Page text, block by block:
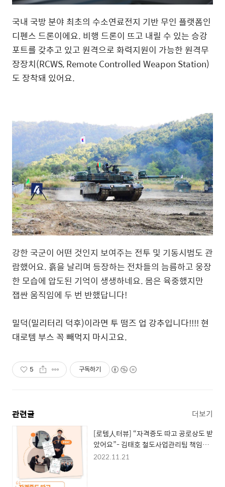
국내 국방분야 최초의 수소연료전지 기반무인 플랫폼인
디펜스드론이에요. 비행 드론이 뜨고 내릴 수 있는 승강
포트를 갖추고 있고 원격으로화력지원이 가능한 원격무
장장치(RCWS, Remote Controlled Weapon Station)
도 장착돼 있어요.
강한 국군이 어떤 것인지 보여주는 전투 및 기동시범도 관
람했어요. 흙을 날리며 등장하는 전차들의 늠름하고 웅장
한 모습에 압도된 기억이 생생하네요. 몸은 육중했지만
잽싼 움직임에 두 번 반했답니다!
밀덕(밀리터리 덕후)이라면 투 떰즈 업 강추입니다!!!! 현
대로템 부스 꼭 빼먹지 마시고요.
5 구독하기
관련글 더보기
[로템人터뷰] “자격증도 따고 공로상도 받
았어요”- 김태호 철도사업관리팀 책임매
니저가 강추하는 자격증 이야기
2022.11.21